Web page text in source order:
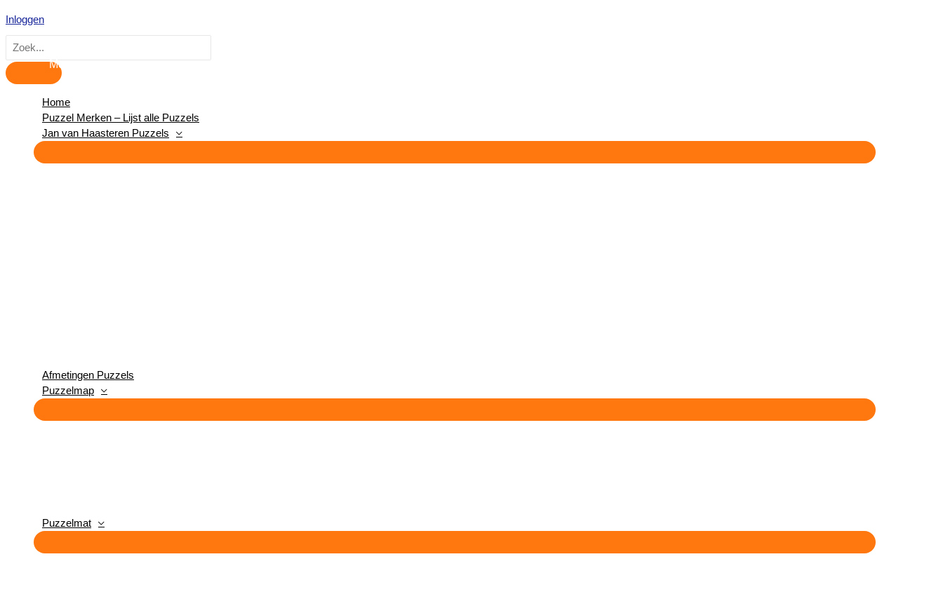
naar
de
inhoud
Inloggen
Zoeken
naar:
Home
Puzzel Merken – Lijst alle Puzzels
Jan van Haasteren Puzzels
Afmetingen Puzzels
Puzzelmap
Puzzelmat